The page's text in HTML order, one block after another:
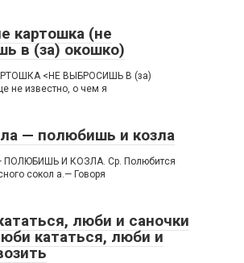
картошка (не
в (за) окошко)
<НЕ ВЫБРОСИШЬ В (за)
известно, о чем я
— полюбишь и козла
И КОЗЛА. Ср. Полюбится
сокол а.— Говоря
люби и саночки
кататься, люби и